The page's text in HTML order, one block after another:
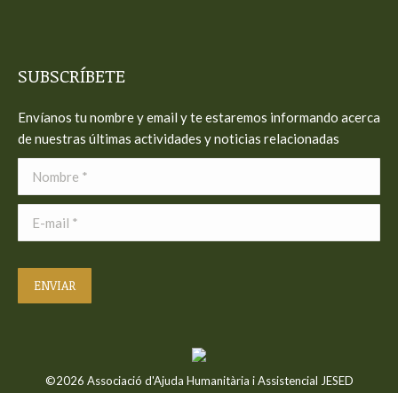
SUBSCRÍBETE
Envíanos tu nombre y email y te estaremos informando acerca
de nuestras últimas actividades y noticias relacionadas
Nombre *
E-mail *
ENVIAR
©2026 Associació d'Ajuda Humanitària i Assistencial JESED